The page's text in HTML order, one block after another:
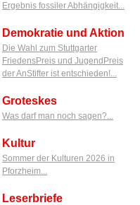
Ergebnis fossiler Abhängigkeit...
Demokratie und Aktion
Die Wahl zum Stuttgarter
FriedensPreis und JugendPreis
der AnStifter ist entschieden!...
Groteskes
Was darf man noch sagen?...
Kultur
Sommer der Kulturen 2026 in
Pforzheim...
Leserbriefe